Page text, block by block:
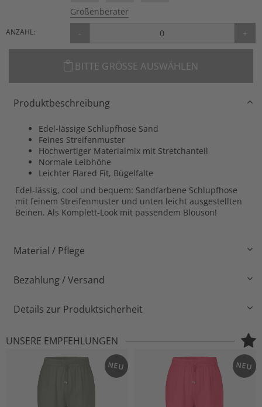
Größenberater
ANZAHL: - +
BITTE GRÖSSE AUSWÄHLEN
Produktbeschreibung
Edel-lässige Schlupfhose Sand
Feines Streifenmuster
Hochwertiger Materialmix mit Stretchanteil
Normale Leibhöhe
Leichter Flared Fit, Bügelfalte
Edel-lässig, cool und bequem: Sandfarbene Schlupfhose
mit feinem Streifenmuster und unten leicht ausgestellten
Beinen. Als Komplett-Look mit passendem Blouson!
Material / Pflege
Bezahlung / Versand
Details zur Produktsicherheit
UNSERE EMPFEHLUNGEN
NEU NEU